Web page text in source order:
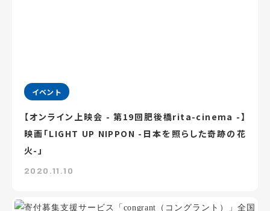
イベント
【オンライン上映会 - 第19回肥後橋rita-cinema -】
映画「LIGHT UP NIPPON -日本を照らした奇跡の花
火-」
2020.11.10